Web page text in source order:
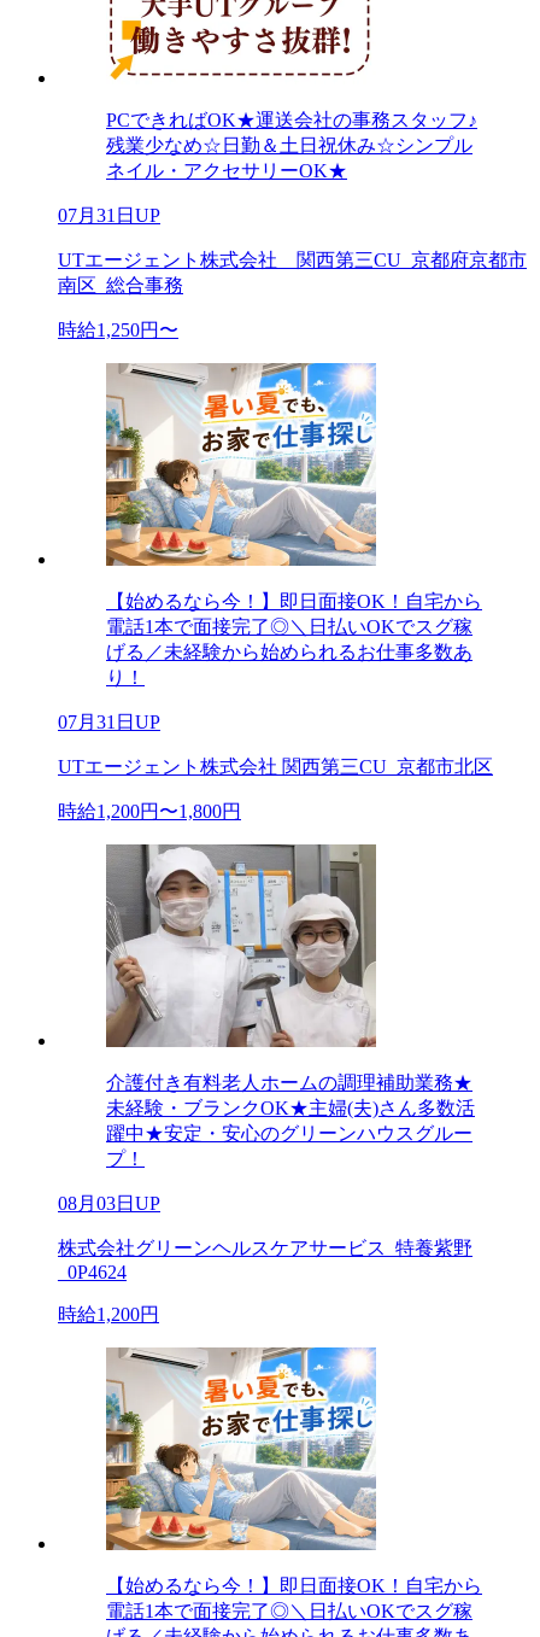
PCできればOK★運送会社の事務スタッフ♪
残業少なめ☆日勤＆土日祝休み☆シンプル
ネイル・アクセサリーOK★
07月31日UP
UTエージェント株式会社 関西第三CU_京都府京都市
南区_総合事務
時給1,250円〜
【始めるなら今！】即日面接OK！自宅から
電話1本で面接完了◎＼日払いOKでスグ稼
げる／未経験から始められるお仕事多数あ
り！
07月31日UP
UTエージェント株式会社 関西第三CU_京都市北区
時給1,200円〜1,800円
介護付き有料老人ホームの調理補助業務★
未経験・ブランクOK★主婦(夫)さん多数活
躍中★安定・安心のグリーンハウスグルー
プ！
08月03日UP
株式会社グリーンヘルスケアサービス_特養紫野
_0P4624
時給1,200円
【始めるなら今！】即日面接OK！自宅から
電話1本で面接完了◎＼日払いOKでスグ稼